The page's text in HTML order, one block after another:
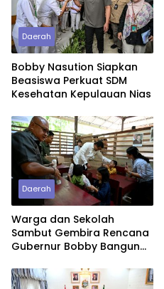
Daerah
Bobby Nasution Siapkan
Beasiswa Perkuat SDM
Kesehatan Kepulauan Nias
Daerah
Warga dan Sekolah
Sambut Gembira Rencana
Gubernur Bobby Bangun
Utara